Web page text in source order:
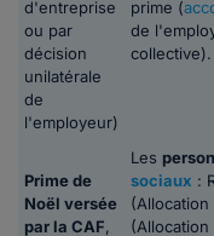
d'entreprise
ou par
décision
unilatérale
de
l'employeur)
prime (
de
collective).
Prime de
Noël versée
par la CAF,
Les
sociaux :